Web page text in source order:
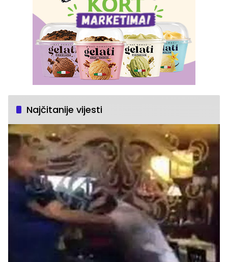
Najčitanije vijesti